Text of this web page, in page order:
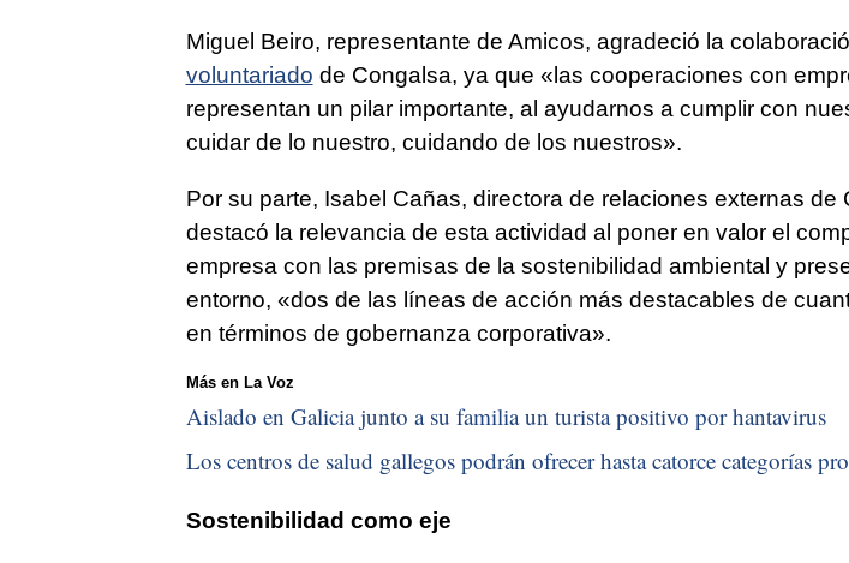
Miguel Beiro, representante de Amicos, agradeció la
voluntariado de Congalsa, ya que «las cooperaciones con
representan un pilar importante, al ayudarnos a cumplir con
cuidar de lo nuestro, cuidando de los nuestros».
Por su parte, Isabel Cañas, directora de relaciones externas de
destacó la relevancia de esta actividad al poner en valor el
empresa con las premisas de la sostenibilidad ambiental y
entorno, «dos de las líneas de acción más destacables de
en términos de gobernanza corporativa».
Más en La Voz
Aislado en Galicia junto a su familia un turista positivo por hantavirus
Los centros de salud gallegos podrán ofrecer hasta catorce categorías
Sostenibilidad como eje